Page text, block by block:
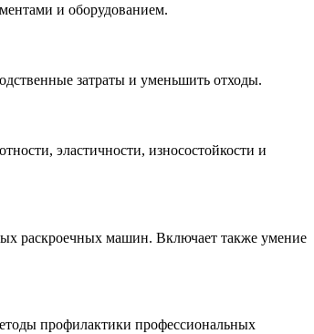
и оборудованием.
затраты и уменьшить отходы.
эластичности, износостойкости и
раскроечных машин. Включает также умение
профилактики профессиональных